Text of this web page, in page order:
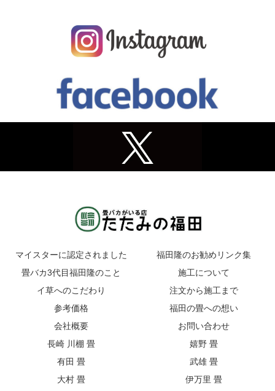
マイスターに認定されました
福田隆のお勧めリンク集
畳バカ3代目福田隆のこと
施工について
イ草へのこだわり
注文から施工まで
参考価格
福田の畳への想い
会社概要
お問い合わせ
長崎 川棚 畳
嬉野 畳
有田 畳
武雄 畳
大村 畳
伊万里 畳